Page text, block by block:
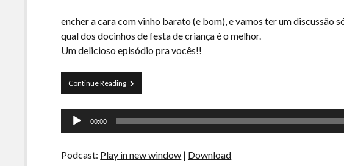
encher a cara com vinho barato (e bom), e vamos ter um discussão
qual dos docinhos de festa de criança é o melhor.
Um delicioso episódio pra vocês!!
Continue ReadingLa
Siesta
Vinho
Tocador
00:00
Podcast: Play in new window | Download